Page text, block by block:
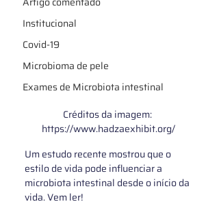
Institucional
Covid-19
Microbioma de pele
Exames de Microbiota intestinal
Créditos da imagem:
https://www.hadzaexhibit.org/
Um estudo recente mostrou que o
estilo de vida pode influenciar a
microbiota intestinal desde o início da
vida. Vem ler!